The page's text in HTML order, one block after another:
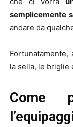
semplicemente
andare da
Fortunatamente,
la sella, le briglie
Come